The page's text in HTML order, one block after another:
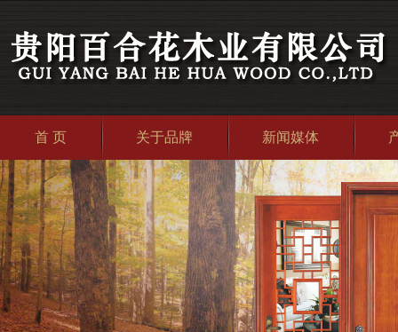
首 页 关于品牌 新闻媒体